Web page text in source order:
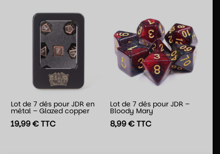
Lot de 7 dés pour JDR en
métal – Glazed copper
19,99€TTC
Lot de 7 dés pour JDR –
Bloody Mary
8,99€TTC